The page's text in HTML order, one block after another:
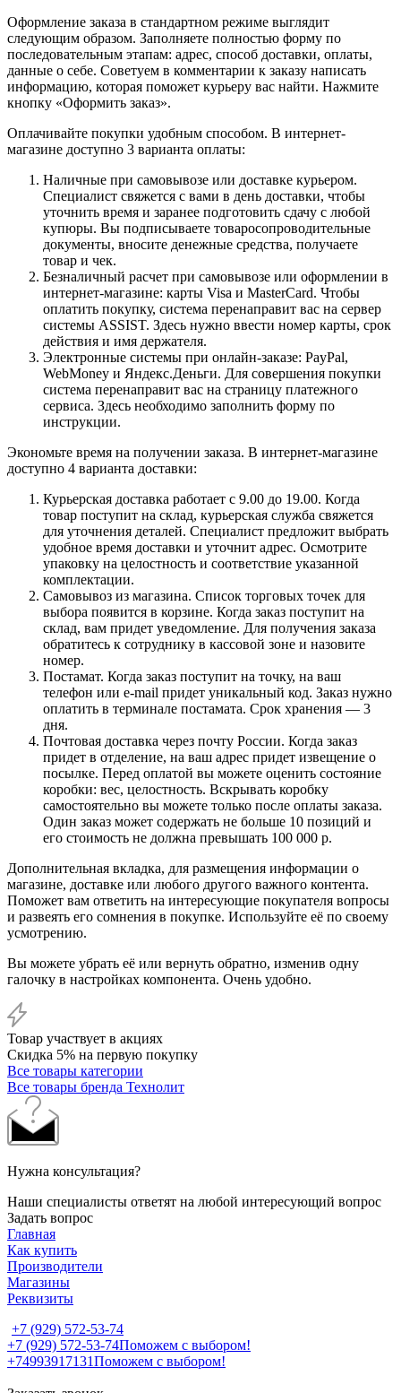
Оформление заказа в стандартном режиме выглядит
следующим образом. Заполняете полностью форму по
последовательным этапам: адрес, способ доставки, оплаты,
данные о себе. Советуем в комментарии к заказу написать
информацию, которая поможет курьеру вас найти. Нажмите
кнопку «Оформить заказ».
Оплачивайте покупки удобным способом. В интернет-
магазине доступно 3 варианта оплаты:
Наличные при самовывозе или доставке курьером.
Специалист свяжется с вами в день доставки, чтобы
уточнить время и заранее подготовить сдачу с любой
купюры. Вы подписываете товаросопроводительные
документы, вносите денежные средства, получаете
товар и чек.
Безналичный расчет при самовывозе или оформлении в
интернет-магазине: карты Visa и MasterCard. Чтобы
оплатить покупку, система перенаправит вас на сервер
системы ASSIST. Здесь нужно ввести номер карты, срок
действия и имя держателя.
Электронные системы при онлайн-заказе: PayPal,
WebMoney и Яндекс.Деньги. Для совершения покупки
система перенаправит вас на страницу платежного
сервиса. Здесь необходимо заполнить форму по
инструкции.
Экономьте время на получении заказа. В интернет-магазине
доступно 4 варианта доставки:
Курьерская доставка работает с 9.00 до 19.00. Когда
товар поступит на склад, курьерская служба свяжется
для уточнения деталей. Специалист предложит выбрать
удобное время доставки и уточнит адрес. Осмотрите
упаковку на целостность и соответствие указанной
комплектации.
Самовывоз из магазина. Список торговых точек для
выбора появится в корзине. Когда заказ поступит на
склад, вам придет уведомление. Для получения заказа
обратитесь к сотруднику в кассовой зоне и назовите
номер.
Постамат. Когда заказ поступит на точку, на ваш
телефон или e-mail придет уникальный код. Заказ нужно
оплатить в терминале постамата. Срок хранения — 3
дня.
Почтовая доставка через почту России. Когда заказ
придет в отделение, на ваш адрес придет извещение о
посылке. Перед оплатой вы можете оценить состояние
коробки: вес, целостность. Вскрывать коробку
самостоятельно вы можете только после оплаты заказа.
Один заказ может содержать не больше 10 позиций и
его стоимость не должна превышать 100 000 р.
Дополнительная вкладка, для размещения информации о
магазине, доставке или любого другого важного контента.
Поможет вам ответить на интересующие покупателя вопросы
и развеять его сомнения в покупке. Используйте её по своему
усмотрению.
Вы можете убрать её или вернуть обратно, изменив одну
галочку в настройках компонента. Очень удобно.
Товар участвует в акциях
Скидка 5% на первую покупку
Все товары категории
Все товары бренда Технолит
Нужна консультация?
Наши специалисты ответят на любой интересующий вопрос
Задать вопрос
Главная
Как купить
Производители
Магазины
Реквизиты
+7 (929) 572-53-74
+7 (929) 572-53-74Поможем с выбором!
+74993917131Поможем с выбором!